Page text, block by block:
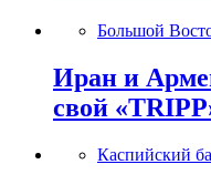
Большой
Иран и
свой
Каспийский